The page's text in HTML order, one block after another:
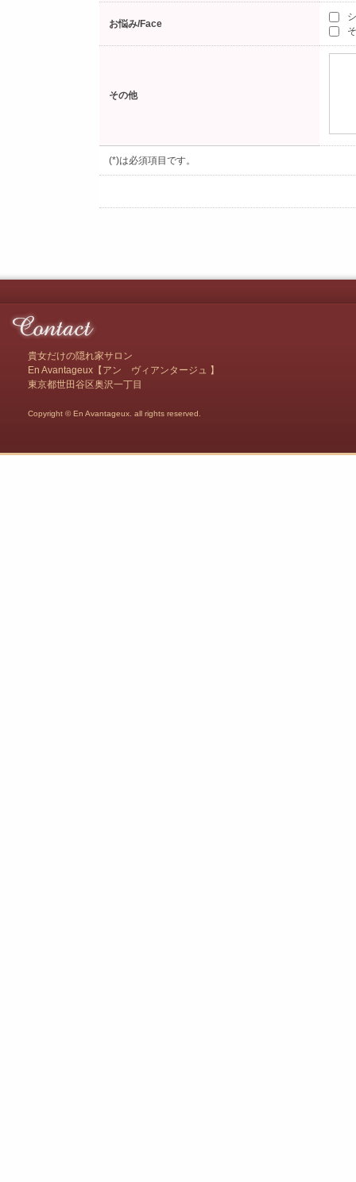
お悩み/Face
その他
(*)は必須項目です。
貴女だけの隠れ家サロン
En Avantageux【アン ヴィアンタージュ 】
東京都世田谷区奥沢一丁目
Copyright © En Avantageux. all rights reserved.